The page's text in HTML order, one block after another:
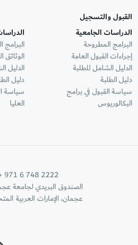
القبول والتسجيل
الدراسات الجامعية
البرامج المطروحة
إجراءات القبول العامة
الدليل الشامل للطلبة
دليل الطلبة
سياسة القبول في برامج
البكالوريوس
الوثائق
الدليل
دليل
سياسة
العليا
971 6 748 2222
الصندوق البريدي لجامعة
عجمان، الإمارات العربية